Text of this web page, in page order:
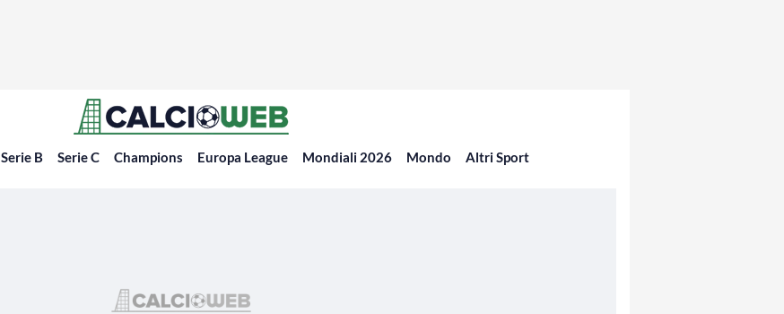
Serie B Serie C Champions Europa League Mondiali 2026 Mondo Altri Sport